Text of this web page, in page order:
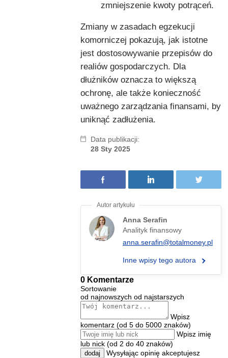
zmniejszenie kwoty potrąceń.
Zmiany w zasadach egzekucji
komorniczej pokazują, jak istotne
jest dostosowywanie przepisów do
realiów gospodarczych. Dla
dłużników oznacza to większą
ochronę, ale także konieczność
uważnego zarządzania finansami, by
uniknąć zadłużenia.
Data publikacji:
28 Sty 2025
Anna Serafin
Analityk finansowy
anna.serafin@totalmoney.pl
Inne wpisy tego autora
0 Komentarze
Sortowanie
od najnowszych od najstarszych
Wpisz
komentarz (od 5 do 5000 znaków)
Wpisz imię
lub nick (od 2 do 40 znaków)
dodaj
Wysyłając opinię akceptujesz